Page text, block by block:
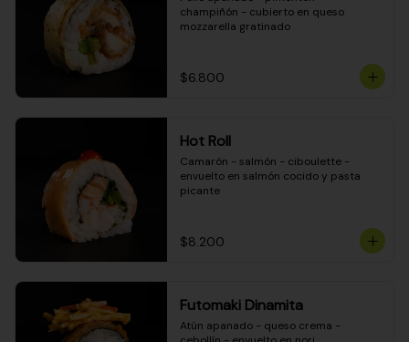
champiñón - cubierto en queso
mozzarella gratinado
$6.800
Hot Roll
Camarón - salmón - ciboulette -
envuelto en salmón cocido y pasta
picante
$8.200
Futomaki Dinamita
Atún apanado - queso crema -